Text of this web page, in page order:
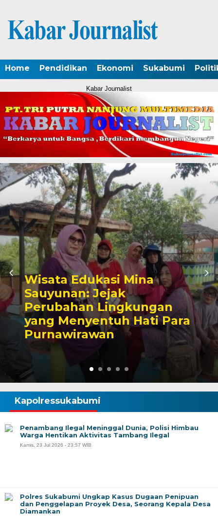
Home Pendidikan Ekonomi Sukabumi
Kabar Journalist
Ketua Komisi III DPRD Kota
Sukabumi Berikan
Dukungan Pokdakan Mina
Sauyunan Kadulawang
Semakin Profesional dan
Sejahtera
Kapolressukabumi
Penambang Ilegal Meninggal Dunia, Polisi Himbau
Warga Hentikan Aktivitas Tambang Ilegal
Kamis, 23 Jul 2026 - 23:57 WIB
Polres Sukabumi Ungkap Kasus Dugaan Penipuan
dan Penggelapan Proyek Desa, Seorang Kepala Desa
Diamankan